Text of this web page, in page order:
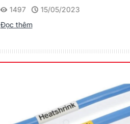
Cho Dân Văn Phòng
1497
15/05/2023
Đọc thêm